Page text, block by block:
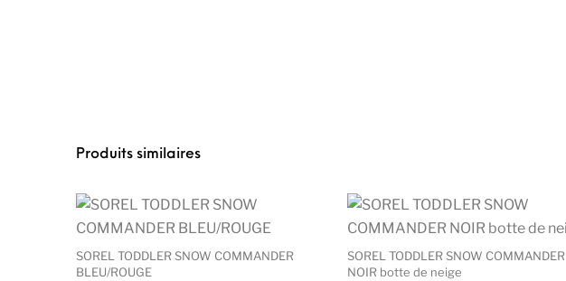
Produits similaires
SOREL TODDLER SNOW COMMANDER
BLEU/ROUGE
SOREL TODDLER SNOW COMMANDER
NOIR botte de neige